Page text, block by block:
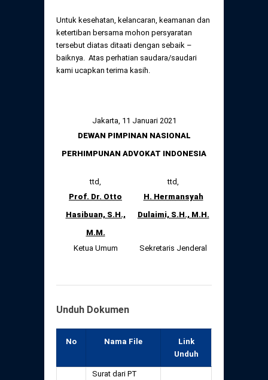
Untuk kesehatan, kelancaran, keamanan dan
ketertiban bersama mohon persyaratan
tersebut diatas ditaati dengan sebaik –
baiknya. Atas perhatian saudara/saudari
kami ucapkan terima kasih.
Jakarta, 11 Januari 2021
DEWAN PIMPINAN NASIONAL
PERHIMPUNAN ADVOKAT INDONESIA
ttd,
ttd,
Prof. Dr. Otto
Hasibuan, S.H.,
M.M.
H. Hermansyah
Dulaimi, S.H., M.H.
Ketua Umum Sekretaris Jenderal
Unduh Dokumen
No Nama File
Link
Unduh
Surat dari PT